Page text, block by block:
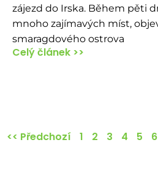
zájezd do Irska. Během pěti
mnoho zajímavých míst,
smaragdového ostrova
Celý článek >>
<< Předchozí 1 2 3 4 5 6